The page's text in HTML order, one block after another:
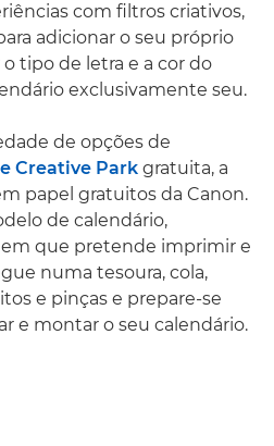
com filtros criativos,
adicionar o seu próprio
tipo de letra e a cor do
exclusivamente seu.
de opções de
Creative Park gratuita, a
papel gratuitos da Canon.
de calendário,
que pretende imprimir e
numa tesoura, cola,
e pinças e prepare-se
e montar o seu calendário.